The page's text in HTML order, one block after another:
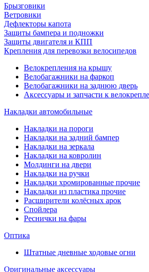
Брызговики
Ветровики
Дефлекторы капота
Защиты бампера и подножки
Защиты двигателя и КПП
Крепления для перевозки велосипедов
Велокрепления на крышу
Велобагажники на фаркоп
Велобагажники на заднюю дверь
Аксессуары и запчасти к
Накладки автомобильные
Накладки на пороги
Накладки на задний бампер
Накладки на зеркала
Накладки на ковролин
Молдинги на двери
Накладки на ручки
Накладки хромированные прочие
Накладки из пластика прочие
Расширители колёсных арок
Спойлера
Реснички на фары
Оптика
Штатные дневные ходовые огни
Оригинальные аксессуары